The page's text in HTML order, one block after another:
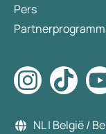
Pers
NL | België /